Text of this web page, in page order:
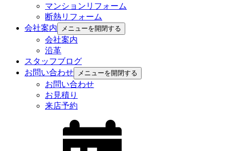
マンションリフォーム
断熱リフォーム
会社案内
メニューを開閉する
会社案内
沿革
スタッフブログ
お問い合わせ
メニューを開閉する
お問い合わせ
お見積り
来店予約